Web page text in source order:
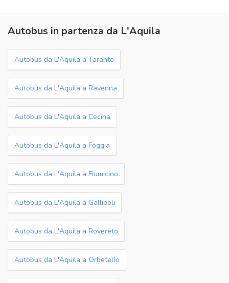
Autobus in partenza da L'Aquila
Autobus da L'Aquila a Taranto
Autobus da L'Aquila a Ravenna
Autobus da L'Aquila a Cecina
Autobus da L'Aquila a Foggia
Autobus da L'Aquila a Fiumicino
Autobus da L'Aquila a Gallipoli
Autobus da L'Aquila a Rovereto
Autobus da L'Aquila a Orbetello